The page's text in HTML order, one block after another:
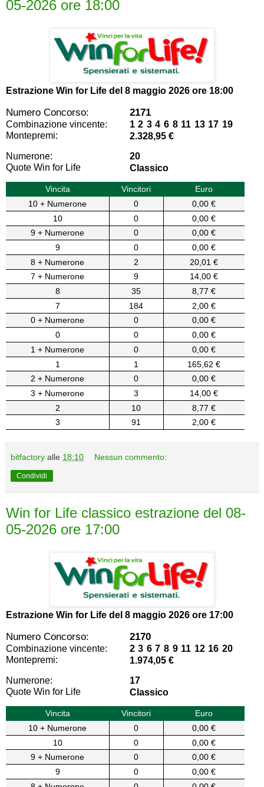
05-2026 ore 18:00
Estrazione Win for Life del 8 maggio 2026 ore 18:00
Numero Concorso: 2171
Combinazione vincente:
1 2 3 4 6 8 11 13 17 19
Montepremi:
2.328,95 €
Numerone:
20
Quote Win for Life
Classico
Vincita Vincitori
Euro
10 + Numerone
0
0,00 €
10
0
0,00 €
9 + Numerone
0
0,00 €
9
0
0,00 €
8 + Numerone
2
20,01 €
7 + Numerone
9
14,00 €
8
35
8,77 €
7
184
2,00 €
0 + Numerone
0
0,00 €
0
0
0,00 €
1 + Numerone
0
0,00 €
1
1
165,62 €
2 + Numerone
0
0,00 €
3 + Numerone
3
14,00 €
2
10
8,77 €
3
91 2,00 €
bitfactory alle 18:10 Nessun commento:
Condividi
Win for Life classico estrazione del 08-
05-2026 ore 17:00
Estrazione Win for Life del 8 maggio 2026 ore 17:00
Numero Concorso: 2170
Combinazione vincente:
2 3 6 7 8 9 11 12 16 20
Montepremi:
1.974,05 €
Numerone:
17
Quote Win for Life
Classico
Vincita Vincitori
Euro
10 + Numerone
0
0,00 €
10
0
0,00 €
9 + Numerone
0
0,00 €
9
0
0,00 €